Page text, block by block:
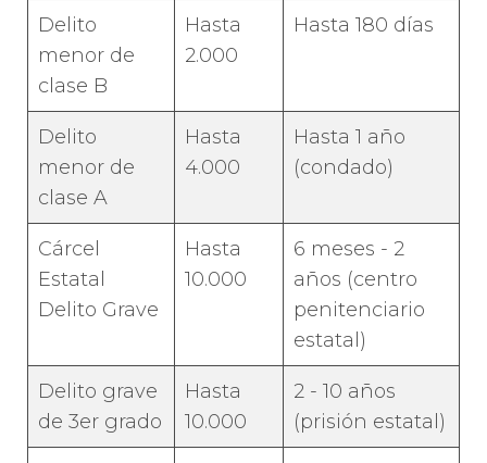
Delito
menor de
clase B
Hasta
2.000
Hasta 180 días
Delito
menor de
clase A
Hasta
4.000
Hasta 1 año
(condado)
Cárcel
Estatal
Delito Grave
Hasta
10.000
6 meses - 2
años (centro
penitenciario
estatal)
Delito grave
de 3er grado
Hasta
10.000
2 - 10 años
(prisión estatal)